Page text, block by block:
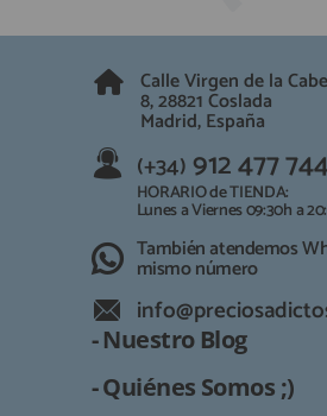
Calle Virgen de la
8, 28821 Coslada
Madrid, España
(+34) 912 477
HORARIO de TIENDA:
Lunes a Viernes 09:30h a
También atendemos
mismo número
- Nuestro Blog
- Quiénes Somos ;)